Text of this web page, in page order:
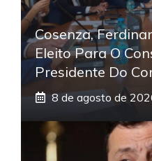
Cosenza,
Eleito Para O
Presidente Do
8 de agosto de